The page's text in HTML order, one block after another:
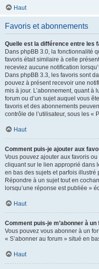
Haut
Favoris et abonnements
Quelle est la différence entre les
Dans phpBB 3.0, la fonctionnalité
favoris était similaire à celle
receviez aucune notification
Dans phpBB 3.3, les favoris sont
pouvez à présent recevoir une
mis à jour. L’abonnement, quant à
forum ou d’un sujet auquel vous
favoris et des abonnements
contrôle de l’utilisateur, sous les «
Haut
Comment puis-je ajouter aux
Vous pouvez ajouter aux favoris
cliquant sur le lien approprié dans
en bas des sujets et parfois illustré
Répondre à un sujet tout en
lorsqu’une réponse est publiée »
Haut
Comment puis-je m’abonner à
Vous pouvez vous abonner à un
« S’abonner au forum » situé en
Haut